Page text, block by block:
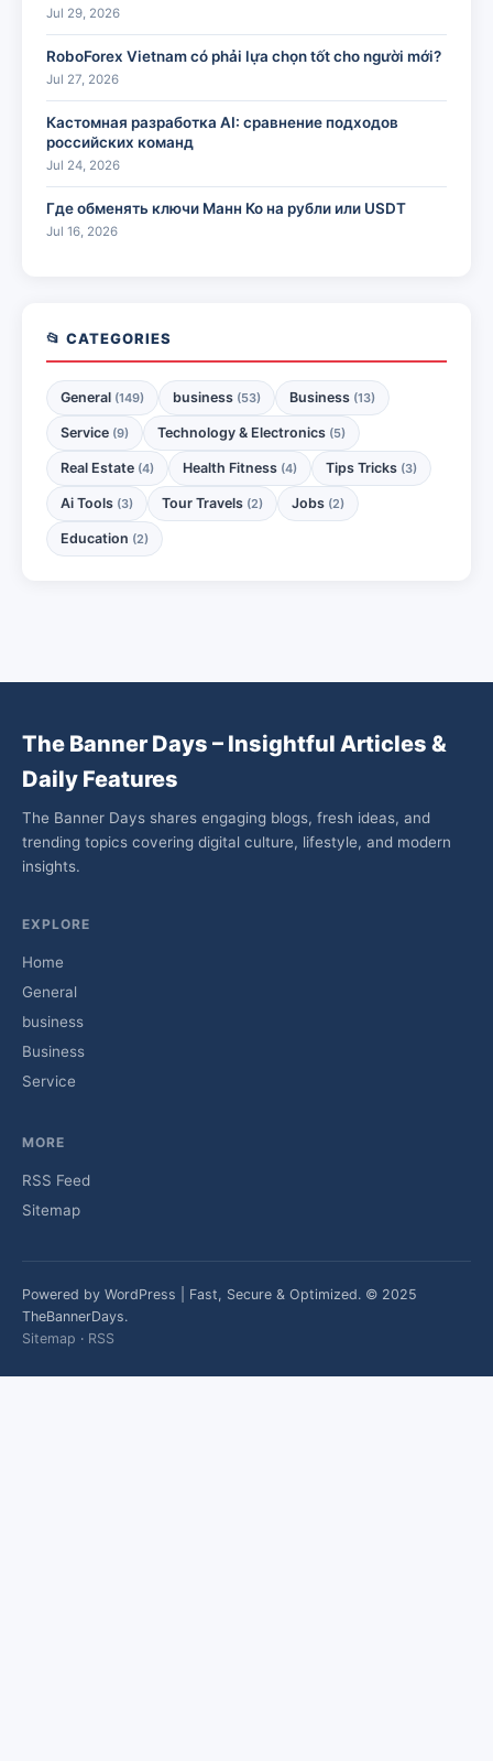
Jul 29, 2026
RoboForex Vietnam có phải lựa chọn tốt cho người mới?
Jul 27, 2026
Кастомная разработка AI: сравнение подходов
российских команд
Jul 24, 2026
Где обменять ключи Манн Ко на рубли или USDT
Jul 16, 2026
📂 CATEGORIES
General (149) business (53) Business (13)
Service (9) Technology & Electronics (5)
Real Estate (4) Health Fitness (4) Tips Tricks (3)
Ai Tools (3) Tour Travels (2) Jobs (2)
Education (2)
The Banner Days – Insightful Articles &
Daily Features
The Banner Days shares engaging blogs, fresh ideas, and
trending topics covering digital culture, lifestyle, and modern
insights.
EXPLORE
Home
General
business
Business
Service
MORE
RSS Feed
Sitemap
Powered by WordPress | Fast, Secure & Optimized. © 2025
TheBannerDays.
Sitemap · RSS